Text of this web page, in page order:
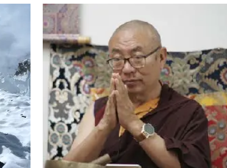
de
pour
Olivier Reigen Wang-Genh pratique le zen Sôtô
depuis 1973. Il a été ordonné moine par maître
Taisen Deshimaru et a reçu la transmission du
Dharma de maître Dosho Saikawa. Fondateur
d’une vingtaine de dojos et de groupes de
pratique en Alsace et en Allemagne, il est
l’abbé du temple de Kosan Ryumonji à
Weiterswiller.
Article intégral paru dans Sagesses
Bouddhistes n°20.